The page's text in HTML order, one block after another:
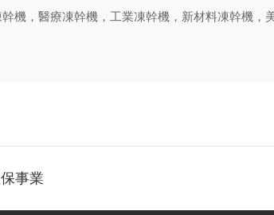
機，醫療凍幹機，工業凍幹機，新材料凍幹機，
事業